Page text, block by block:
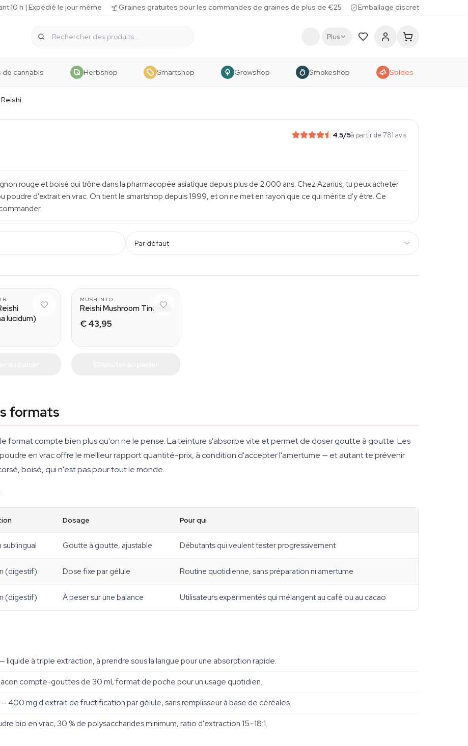
10 h | Expédié le jour même Graines gratuites pour les commandes de graines de plus de €25 Emballage discret
Plus
de cannabis Herbshop Smartshop Growshop Smokeshop Soldes
Reishi
4.5/5à partir de 781 avis
rouge et boisé qui trône dans la pharmacopée asiatique depuis plus de 2 000 ans. Chez Azarius, tu peux acheter
poudre d'extrait en vrac. On tient le smartshop depuis 1999, et on ne met en rayon que ce qui mérite d'y être. Ce
Par défaut
lucidum)
MUSHINTO
Reishi Mushroom Tincture
€ 43,95
formats
format compte bien plus qu'on ne le pense. La teinture s'absorbe vite et permet de doser goutte à goutte. Les
en vrac offre le meilleur rapport quantité-prix, à condition d'accepter l'amertume — et autant te prévenir
boisé, qui n'est pas pour tout le monde.
Dosage Pour qui
sublingual Goutte à goutte, ajustable Débutants qui veulent tester progressivement
(digestif) Dose fixe par gélule Routine quotidienne, sans préparation ni amertume
(digestif) À peser sur une balance Utilisateurs expérimentés qui mélangent au café ou au cacao
— liquide à triple extraction, à prendre sous la langue pour une absorption rapide.
compte-gouttes de 30 ml, format de poche pour un usage quotidien.
— 400 mg d'extrait de fructification par gélule, sans remplisseur à base de céréales.
bio en vrac, 30 % de polysaccharides minimum, ratio d'extraction 15–18:1.